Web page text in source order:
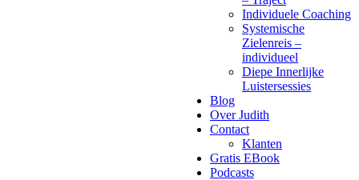
Individuele Coaching
Systemische
Zielenreis –
individueel
Diepe Innerlijke
Luistersessies
Blog
Over Judith
Contact
Klanten
Gratis EBook
Podcasts